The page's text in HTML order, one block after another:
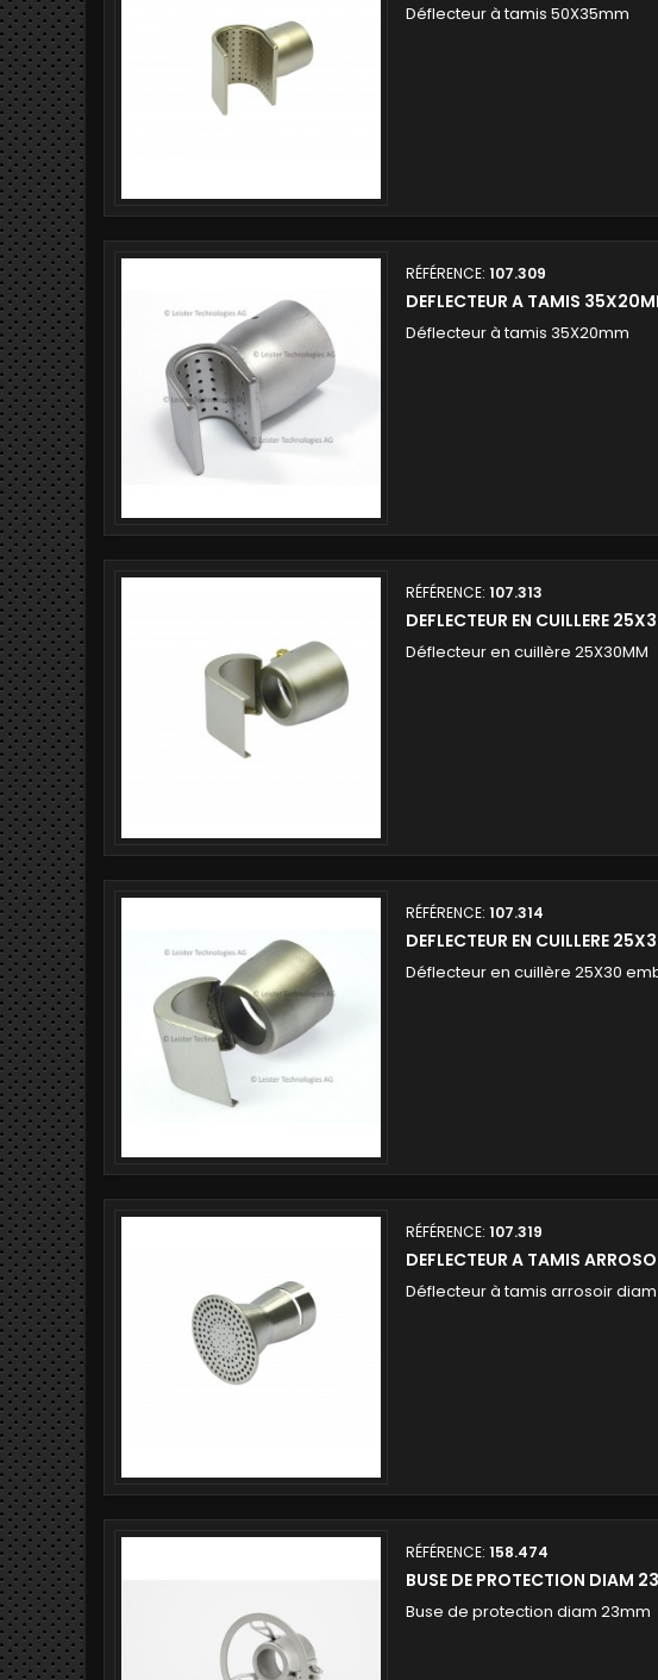
Déflecteur à tamis 50X35mm
RÉFÉRENCE:107.309
DEFLECTEUR A TAMIS
Déflecteur à tamis 35X20mm
RÉFÉRENCE:107.313
DEFLECTEUR EN CUILLERE
Déflecteur en cuillère 25X30MM
RÉFÉRENCE:107.314
DEFLECTEUR EN CUILLERE
Déflecteur en cuillère 25X30
RÉFÉRENCE:107.319
DEFLECTEUR A TAMIS
Déflecteur à tamis arrosoir
RÉFÉRENCE:158.474
BUSE DE PROTECTION DIAM
Buse de protection diam 23mm